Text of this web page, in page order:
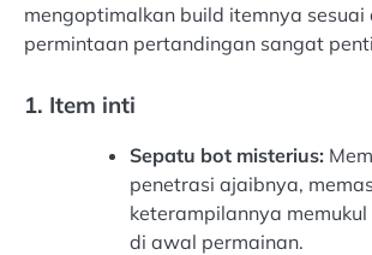
mengoptimalkan build itemnya sesuai
permintaan pertandingan sangat
1. Item inti
Sepatu bot misterius:
penetrasi ajaibnya,
keterampilannya
di awal permainan.